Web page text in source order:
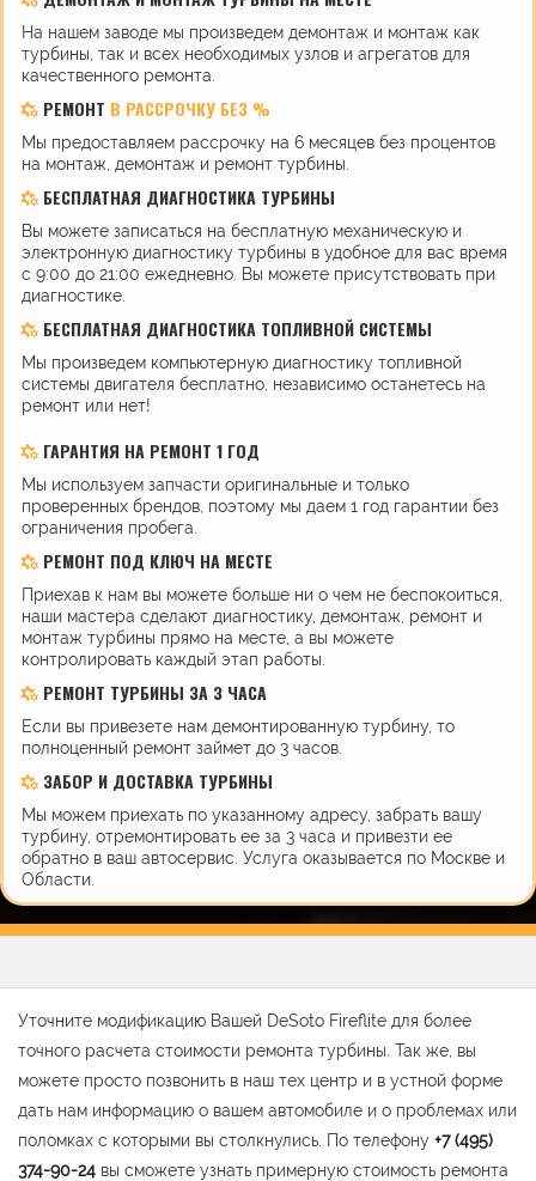
На нашем заводе мы произведем демонтаж и монтаж как
турбины, так и всех необходимых узлов и агрегатов для
качественного ремонта.
РЕМОНТ В РАССРОЧКУ БЕЗ %
Мы предоставляем рассрочку на 6 месяцев без процентов
на монтаж, демонтаж и ремонт турбины.
БЕСПЛАТНАЯ ДИАГНОСТИКА ТУРБИНЫ
Вы можете записаться на бесплатную механическую и
электронную диагностику турбины в удобное для вас время
с 9:00 до 21:00 ежедневно. Вы можете присутствовать при
диагностике.
БЕСПЛАТНАЯ ДИАГНОСТИКА ТОПЛИВНОЙ СИСТЕМЫ
Мы произведем компьютерную диагностику топливной
системы двигателя бесплатно, независимо останетесь на
ремонт или нет!
ГАРАНТИЯ НА РЕМОНТ 1 ГОД
Мы используем запчасти оригинальные и только
проверенных брендов, поэтому мы даем 1 год гарантии без
ограничения пробега.
РЕМОНТ ПОД КЛЮЧ НА МЕСТЕ
Приехав к нам вы можете больше ни о чем не беспокоиться,
наши мастера сделают диагностику, демонтаж, ремонт и
монтаж турбины прямо на месте, а вы можете
контролировать каждый этап работы.
РЕМОНТ ТУРБИНЫ ЗА 3 ЧАСА
Если вы привезете нам демонтированную турбину, то
полноценный ремонт займет до 3 часов.
ЗАБОР И ДОСТАВКА ТУРБИНЫ
Мы можем приехать по указанному адресу, забрать вашу
турбину, отремонтировать ее за 3 часа и привезти ее
обратно в ваш автосервис. Услуга оказывается по Москве и
Области.
Уточните модификацию Вашей DeSoto Fireflite для более
точного расчета стоимости ремонта турбины. Так же, вы
можете просто позвонить в наш тех центр и в устной форме
дать нам информацию о вашем автомобиле и о проблемах или
поломках с которыми вы столкнулись. По телефону +7 (495)
374-90-24 вы сможете узнать примерную стоимость ремонта